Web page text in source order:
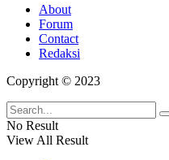
About
Forum
Contact
Redaksi
Copyright © 2023
No Result
View All Result